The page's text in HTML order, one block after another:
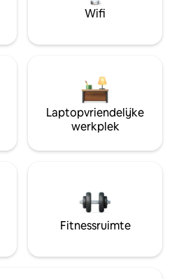
Wifi
Laptopvriendelijke
werkplek
Fitnessruimte